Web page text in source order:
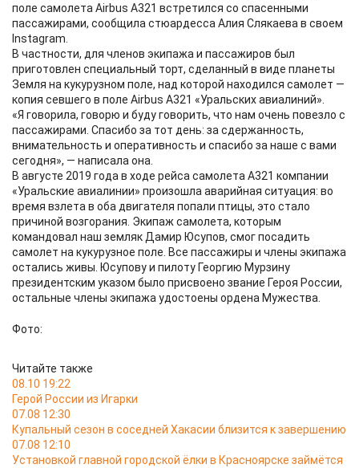
поле самолета Airbus A321 встретился со спасенными
пассажирами, сообщила стюардесса Алия Слякаева в своем
Instagram.
В частности, для членов экипажа и пассажиров был
приготовлен специальный торт, сделанный в виде планеты
Земля на кукурузном поле, над которой находился самолет —
копия севшего в поле Airbus A321 «Уральских авиалиний».
«Я говорила, говорю и буду говорить, что нам очень повезло с
пассажирами. Спасибо за тот день: за сдержанность,
внимательность и оперативность и спасибо за наше с вами
сегодня», — написала она.
В августе 2019 года в ходе рейса самолета А321 компании
«Уральские авиалинии» произошла аварийная ситуация: во
время взлета в оба двигателя попали птицы, это стало
причиной возгорания. Экипаж самолета, которым
командовал наш земляк Дамир Юсупов, смог посадить
самолет на кукурузное поле. Все пассажиры и члены экипажа
остались живы. Юсупову и пилоту Георгию Мурзину
президентским указом было присвоено звание Героя России,
остальные члены экипажа удостоены ордена Мужества.
Фото:
Читайте также
08.10 19:22
Герой России из Игарки
07.08 12:30
Купальный сезон в соседней Хакасии близится к завершению
07.08 12:10
Установкой главной городской ёлки в Красноярске займётся